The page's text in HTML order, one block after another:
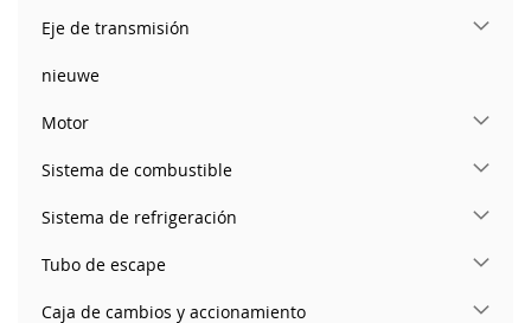
Eje de transmisión
nieuwe
Motor
Sistema de combustible
Sistema de refrigeración
Tubo de escape
Caja de cambios y accionamiento